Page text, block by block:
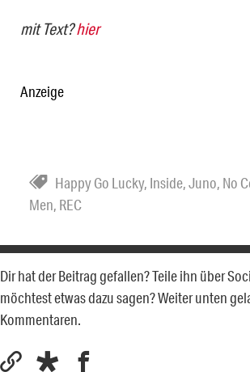
mit Text?hier
Anzeige
Happy Go Lucky, Inside,Juno, No
Men, REC
Dir hat der Beitrag gefallen? Teile ihn über
möchtest etwas dazu sagen? Weiter unten
Kommentaren.